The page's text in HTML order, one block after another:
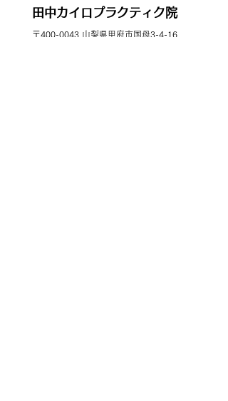
田中カイロプラクティク院
〒400-0043 山梨県甲府市国母3-4-16